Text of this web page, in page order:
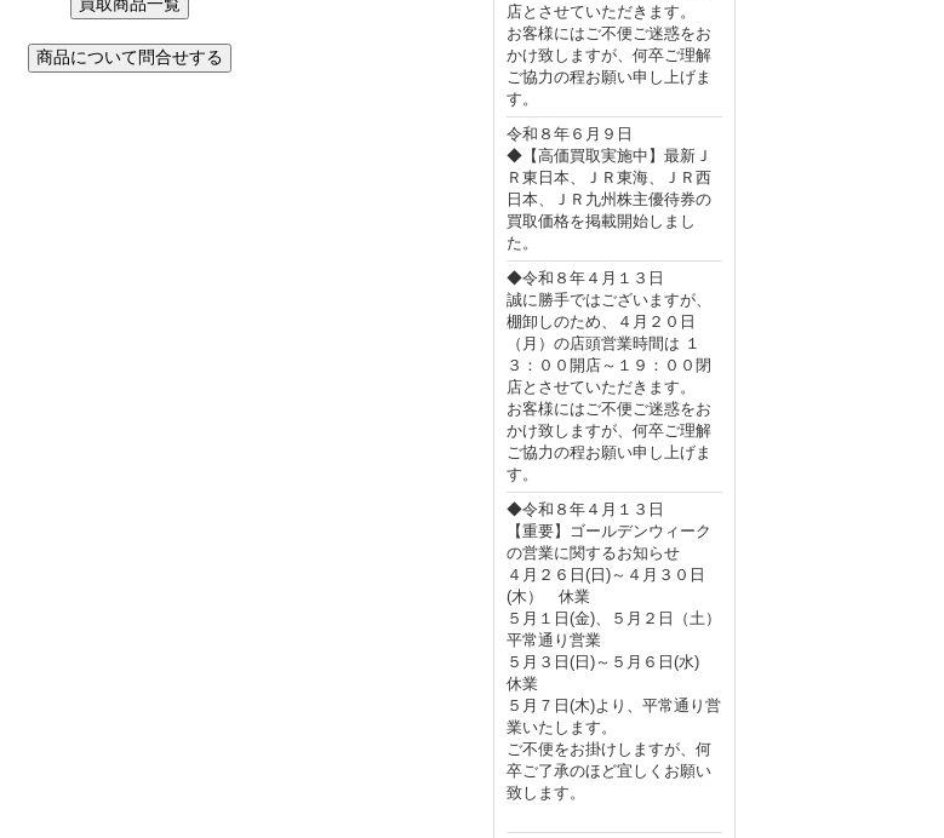
店とさせていただきます。
お客様にはご不便ご迷惑をお
かけ致しますが、何卒ご理解
ご協力の程お願い申し上げま
す。
令和８年６月９日
◆【高価買取実施中】最新Ｊ
Ｒ東日本、ＪＲ東海、ＪＲ西
日本、ＪＲ九州株主優待券の
買取価格を掲載開始しまし
た。
◆令和８年４月１３日
誠に勝手ではございますが、
棚卸しのため、４月２０日
（月）の店頭営業時間は １
３：００開店～１９：００閉
店とさせていただきます。
お客様にはご不便ご迷惑をお
かけ致しますが、何卒ご理解
ご協力の程お願い申し上げま
す。
◆令和８年４月１３日
【重要】ゴールデンウィーク
の営業に関するお知らせ
４月２６日(日)～４月３０日
(木） 休業
５月１日(金)、５月２日（土）
平常通り営業
５月３日(日)～５月６日(水)
休業
５月７日(木)より、平常通り営
業いたします。
ご不便をお掛けしますが、何
卒ご了承のほど宜しくお願い
致します。